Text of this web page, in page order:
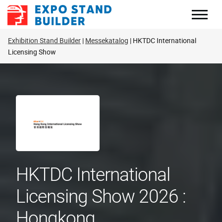
Zum
Inhalt
Exhibition Stand Builder Messekatalog HKTDC International
Licensing Show
HKTDC International
Licensing Show 2026 :